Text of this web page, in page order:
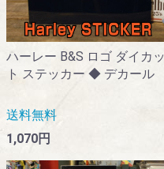
ハーレー B&S ロゴ ダイカッ
ト ステッカー ◆ デカール
送料無料
1,070円